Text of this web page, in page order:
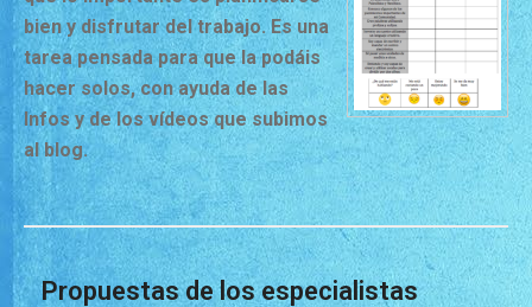
bien y disfrutar del trabajo. Es una
tarea pensada para que la podáis
hacer solos, con ayuda de las
Infos y de los vídeos que subimos
al blog.
Propuestas de los especialistas